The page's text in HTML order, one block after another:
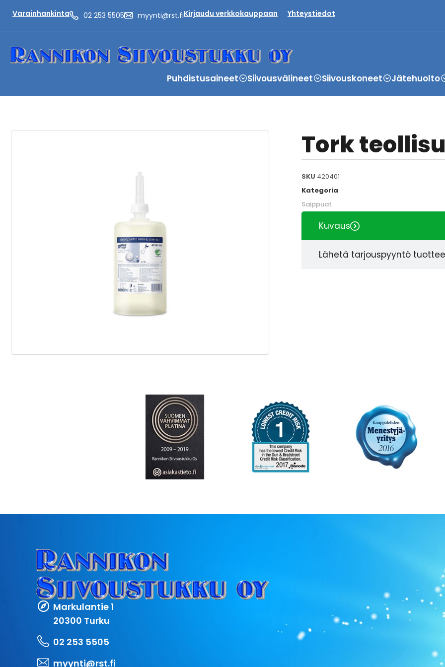
Varainhankinta 02 253 5505 myynti@rst.fiKirjaudu verkkokauppaan Yhteystiedot
Puhdistusaineet Siivousvälineet Siivouskoneet Jätehuolto
Tork
SKU 420401
Kategoria
Saippuat
Kuvaus
Lähetä tarjouspyyntö
Markulantie 1
20300 Turku
02 253 5505
myynti@rst.fi